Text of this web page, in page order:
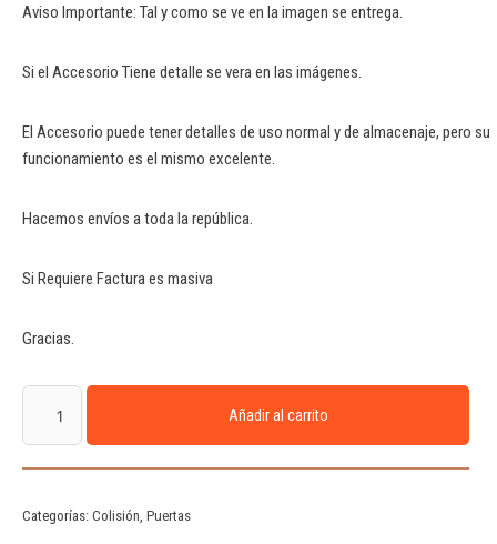
Aviso Importante: Tal y como se ve en la imagen se entrega.
Si el Accesorio Tiene detalle se vera en las imágenes.
El Accesorio puede tener detalles de uso normal y de almacenaje, pero su
funcionamiento es el mismo excelente.
Hacemos envíos a toda la república.
Si Requiere Factura es masiva
Gracias.
Añadir al carrito
Categorías: Colisión Puertas